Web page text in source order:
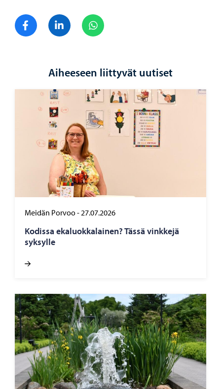
Jaa FacebookJaa LinkedIn
Aiheeseen liittyvät uutiset
Meidän Porvoo- 27.07.2026
Ko­dis­sa eka­luok­ka­lai­nen? Tässä vink­ke­jä
syk­syl­le